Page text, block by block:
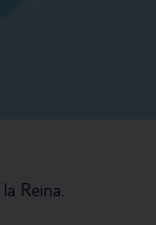
Reina.